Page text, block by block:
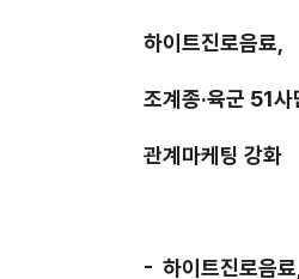
하이트진로음료
조계종·육군 51사
관계마케팅 강화
- 하이트진로음료